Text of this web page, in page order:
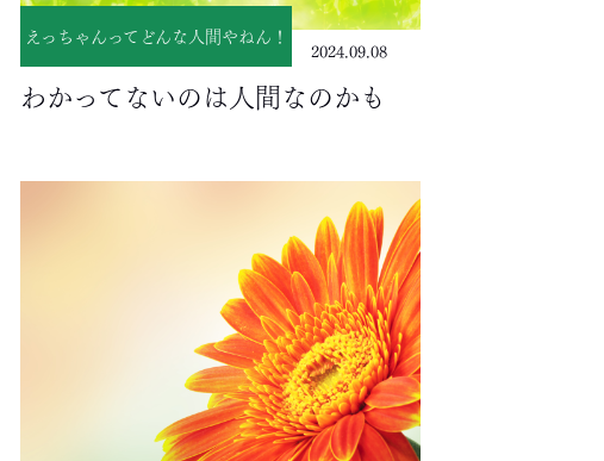
えっちゃんってどんな人間やねん！
2024.09.08
わかってないのは人間なのかも